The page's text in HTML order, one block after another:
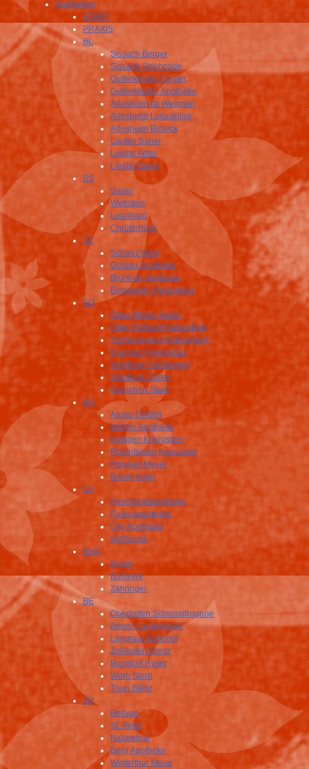
Apotheken
START
PRAXIS
BL
Sissach Berger
Sissach Strichcode
Gelterkinden Center
Gelterkinden Apotheke
Arlesheim Ita Wegman
Arlesheim Lukasklinik
Arlesheim Birseck
Laufen Saner
Liestal Adler
Liestal Saner
BS
Saner
Wettstein
Leonhard
Chrüterhüsli
SZ
Schwyz Imlig
Goldau Apotheke
Brunnen Aeskulap
Einsiedeln Paracelsus
SO
Olten Bifang Saner
Olten Sälipark Naturathek
Schönenwerd Krähenbühl
Dornach Paracelsus
Solothurn Schlangen
Solothurn Zeller
Grenchen Stadt
AG
Aarau Göldlin
Möhlin Apotheke
Küttigen Königstein
Rheinfelden Kapuziner
Roggwil Meyer
Brugg Kuhn
LU
Hirschmattapotheke
Paulusapotheke
City Apotheke
Wolhusen
Bern
Noyer
Bollwerk
Zähringer
BE
Oberhofen Schlossdrogerie
Brienz Landmesser
Langnau Bahnhof
Zollikofen Kreuz
Burgdorf Ryser
Worb Stern
Thun Bälliz
ZH
Bellvue
St. Peter
Naturefirst
Berg Apotheke
Winterthur Meier